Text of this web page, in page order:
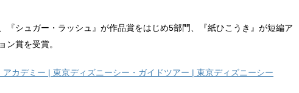
『シュガー・ラッシュ』が作品賞をはじめ5部門、『紙ひこうき』が短編ア
ン賞を受賞。
アカデミー | 東京ディズニーシー・ガイドツアー | 東京ディズニーシー